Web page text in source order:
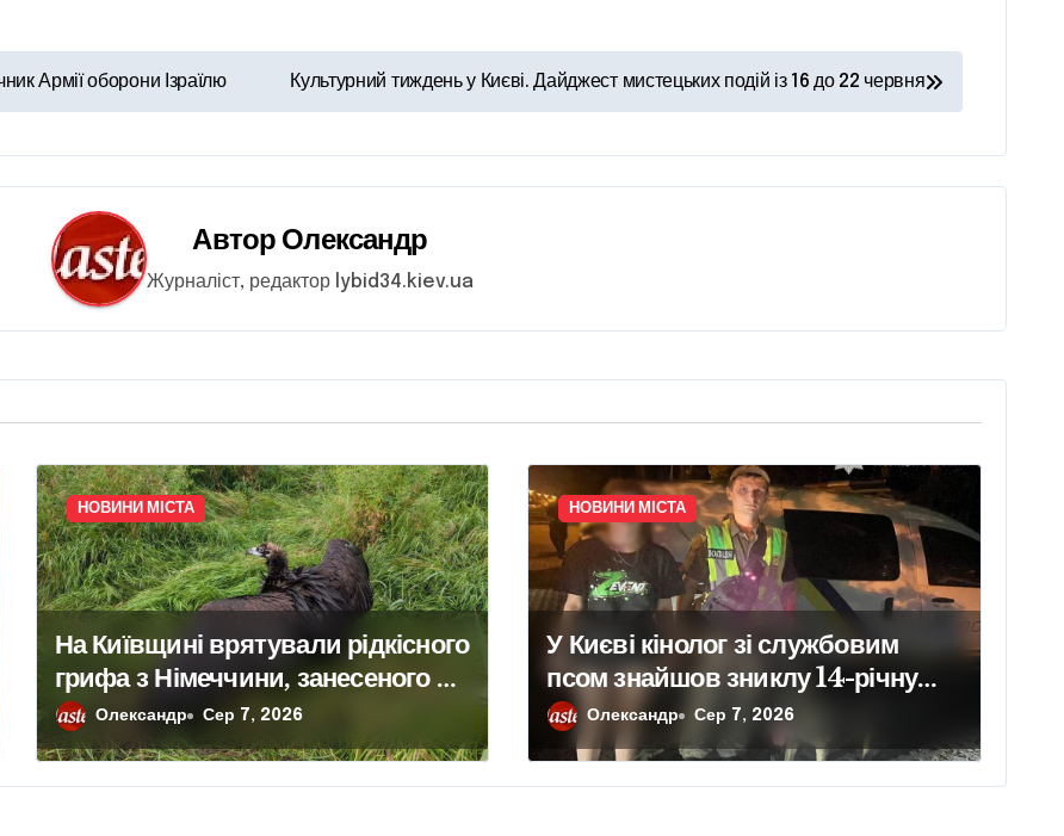
Армії оборони Ізраїлю Культурний тиждень у Києві. Дайджест мистецьких подій із 16 до 22 червня
Автор Олександр
Журналіст, редактор lybid34.kiev.ua
НОВИНИ МІСТА
На Київщині врятували рідкісного
грифа з Німеччини, занесеного до
Червоної книги
Олександр Сер 7, 2026
НОВИНИ МІСТА
У Києві кінолог зі службовим
псом знайшов зниклу 14-річну
школярку
Олександр Сер 7, 2026